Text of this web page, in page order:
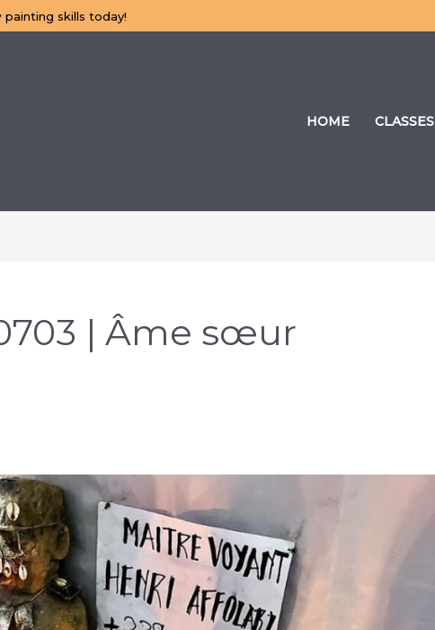
skills today!
HOME CLASSES
| Âme sœur